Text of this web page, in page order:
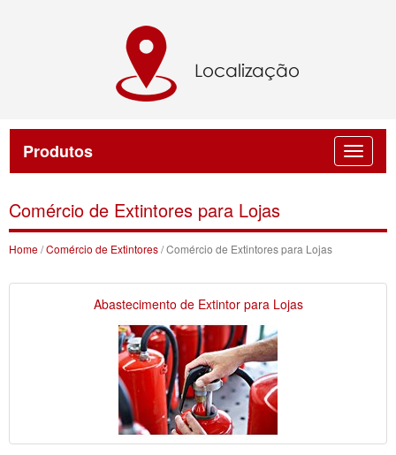
Produtos
Comércio de Extintores para Lojas
Home/Comércio de Extintores/ Comércio de Extintores para Lojas
Abastecimento de Extintor para Lojas